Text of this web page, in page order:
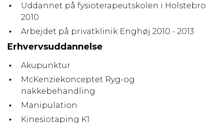
Uddannet på fysioterapeutskolen i Holstebro
2010
Arbejdet på privatklinik Enghøj 2010 - 2013
Erhvervsuddannelse
Akupunktur
McKenziekonceptet Ryg-og
nakkebehandling
Manipulation
Kinesiotaping K1